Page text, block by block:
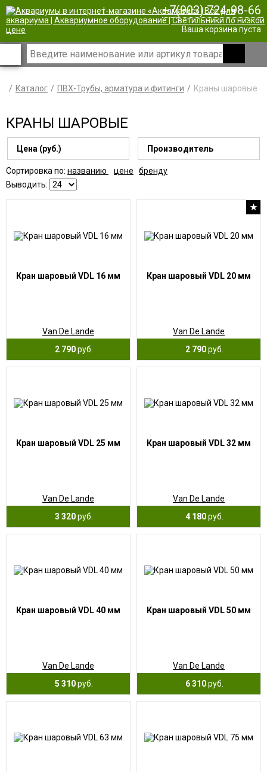
| +7(903) 724-98-66
Ваша корзина пуста
Каталог ПВХ-Трубы, арматура и фитинги Краны шаровые
КРАНЫ ШАРОВЫЕ
Цена (руб.) Производитель
Сортировка по: названию цене
бренду
Выводить:
Кран шаровый VDL 16 мм
Van De Lande
2 790руб.
Кран шаровый VDL 20 мм
Van De Lande
2 790руб.
★
Кран шаровый VDL 25 мм
Van De Lande
3 320руб.
Кран шаровый VDL 32 мм
Van De Lande
4 180руб.
Кран шаровый VDL 40 мм
Van De Lande
5 310руб.
Кран шаровый VDL 50 мм
Van De Lande
6 310руб.